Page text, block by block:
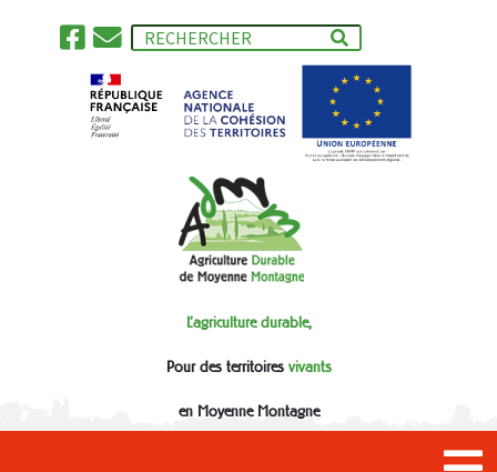
L'agriculture durable,
Pour des territoires vivants
en Moyenne Montagne